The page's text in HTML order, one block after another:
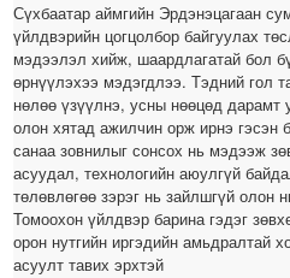
Сүхбаатар аймгийн Эрдэнэцагаан
үйлдвэрийн цогцолбор байгуулах
мэдээлэл хийж, шаардлагатай бол
өрнүүлэхээ мэдэгдлээ. Тэдний гол
нөлөө үзүүлнэ, усны нөөцөд
олон хятад ажилчин орж ирнэ
санаа зовнилыг сонсох нь мэдээж
асуудал, технологийн аюулгүй
төлөвлөгөө зэрэг нь зайлшгүй олон
Томоохон үйлдвэр барина гэдэг
орон нутгийн иргэдийн амьдралтай
асуулт тавих эрхтэй